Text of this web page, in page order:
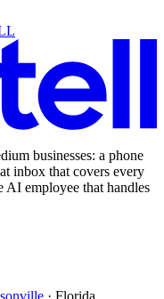
businesses: a phone
inbox that covers every
AI employee that handles